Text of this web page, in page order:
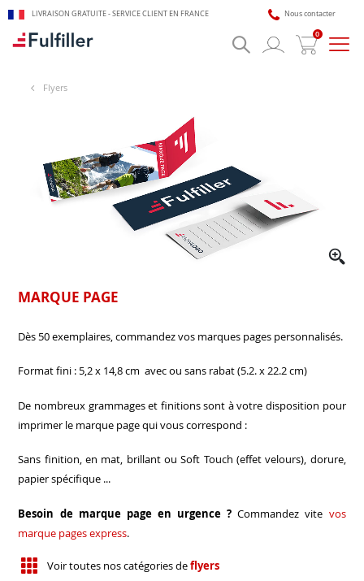
LIVRAISON GRATUITE - SERVICE CLIENT EN FRANCE Nous contacter
0
Flyers
MARQUE PAGE
Dès 50 exemplaires, commandez vos marques pages personnalisés.
Format fini : 5,2 x 14,8 cm avec ou sans rabat (5.2. x 22.2 cm)
De nombreux grammages et finitions sont à votre disposition pour
imprimer le marque page qui vous correspond :
Sans finition, en mat, brillant ou Soft Touch (effet velours), dorure,
papier spécifique ...
Besoin de marque page en urgence ? Commandez vite vos
marque pages express.
Voir toutes nos catégories deflyers
🎯 Assistant impression Fulfiller